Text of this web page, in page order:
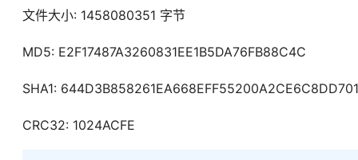
文件大小: 1458080351 字节
MD5: E2F17487A3260831EE1B5DA76FB88C4C
SHA1:
CRC32: 1024ACFE